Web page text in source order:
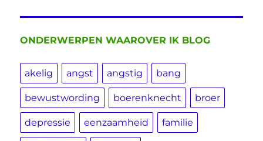
ONDERWERPEN WAAROVER IK BLOG
akelig angst angstig bang
bewustwording boerenknecht broer
depressie eenzaamheid familie